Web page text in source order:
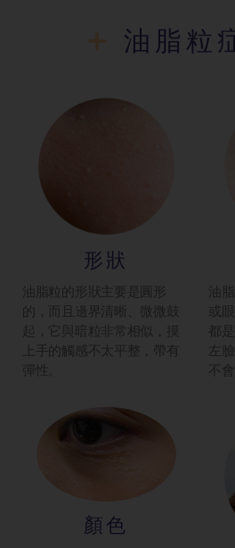
油脂粒
形狀
油脂粒的形狀主要是圓形
的，而且邊界清晰、微微鼓
起，它與暗粒非常相似，摸
上手的觸感不太平整，帶有
彈性。
油
或
都
左
不
顏色